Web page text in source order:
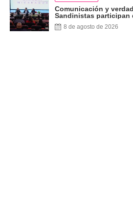
Comunicación y
Sandinistas participan
Norton
8 de agosto de 2026